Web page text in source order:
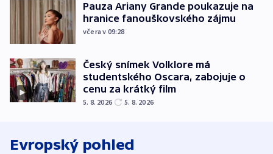
Pauza Ariany Grande poukazuje na
hranice fanouškovského zájmu
včera v 09:28
Český snímek Volklore má
studentského Oscara, zabojuje o
cenu za krátký film
5. 8. 2026 5. 8. 2026
Evropský pohled